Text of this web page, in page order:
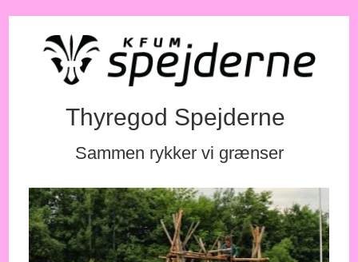
Thyregod Spejderne
Sammen rykker vi grænser